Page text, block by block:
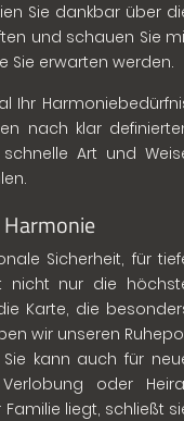
Sie dankbar über
und schauen Sie
Sie erwarten werden.
Ihr
nach klar
Art und
Harmonie
Sicherheit, für
nicht nur die
Karte, die
wir unseren
kann auch für
oder
liegt, schließt